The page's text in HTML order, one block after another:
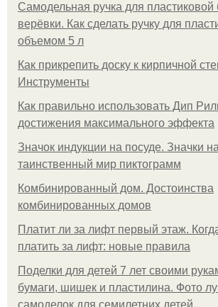
Самодельная ручка для пластиковой
верёвки. Как сделать ручку для
объемом 5 л
Как прикрепить доску к кирпичной
Инструменты
Как правильно использовать Дип
достижения максимального эффекта
Значок индукции на посуде. Значки
таинственный мир пиктограмм
Комбинированный дом. Достоинства
комбинированных домов
Платит ли за лифт первый этаж.
платить за лифт: новые правила
Поделки для детей 7 лет своими
бумаги, шишек и пластилина. Фото